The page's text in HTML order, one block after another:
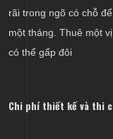
rãi trong ngõ có chỗ
một tháng. Thuê một
có thể gấp đôi
Chi phí thiết kế và thi